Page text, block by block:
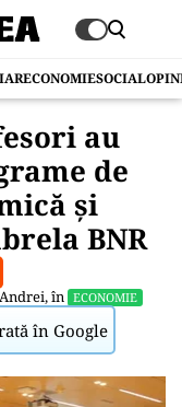
ECONOMIESOCIAL
au
de
și
BNR
, în ECONOMIE
în Google